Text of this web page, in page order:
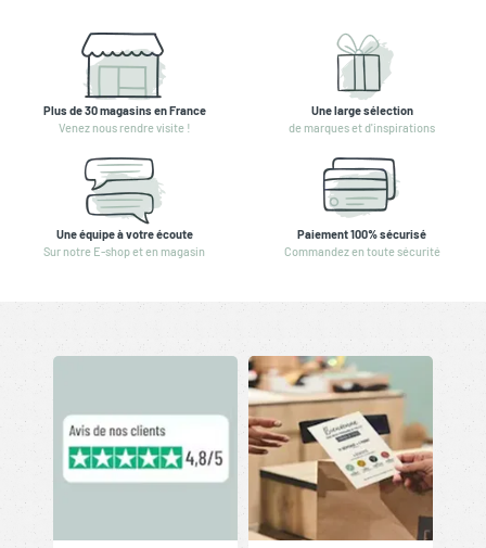
Plus de 30 magasins en France
Venez nous rendre visite !
Une large sélection
de marques et d'inspirations
Une équipe à votre écoute
Sur notre E-shop et en magasin
Paiement 100% sécurisé
Commandez en toute sécurité